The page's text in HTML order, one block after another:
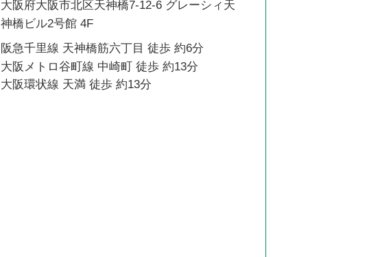
大阪府大阪市北区天神橋7-12-6 グレーシィ天
神橋ビル2号館 4F
阪急千里線 天神橋筋六丁目 徒歩 約6分
大阪メトロ谷町線 中崎町 徒歩 約13分
大阪環状線 天満 徒歩 約13分